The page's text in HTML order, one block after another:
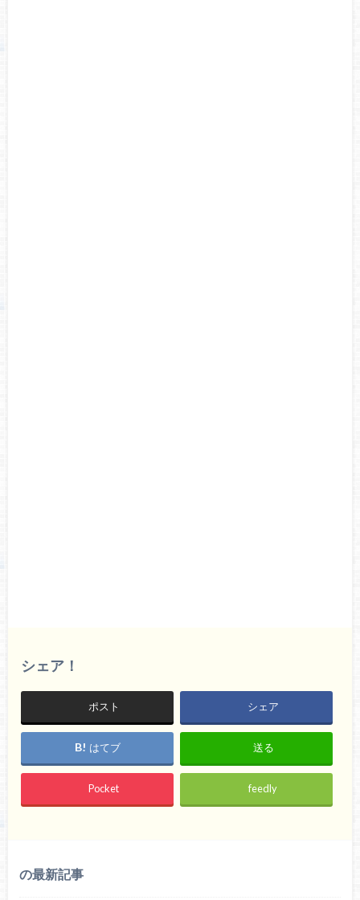
シェア！
ポスト シェア
はてブ 送る
Pocket feedly
の最新記事